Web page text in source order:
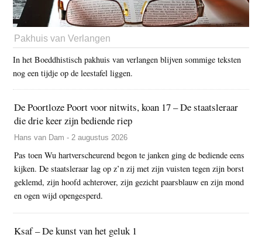
Pakhuis van Verlangen
In het Boeddhistisch pakhuis van verlangen blijven sommige teksten
nog een tijdje op de leestafel liggen.
De Poortloze Poort voor nitwits, koan 17 – De staatsleraar
die drie keer zijn bediende riep
Hans van Dam - 2 augustus 2026
Pas toen Wu hartverscheurend begon te janken ging de bediende eens
kijken. De staatsleraar lag op z’n zij met zijn vuisten tegen zijn borst
geklemd, zijn hoofd achterover, zijn gezicht paarsblauw en zijn mond
en ogen wijd opengesperd.
Ksaf – De kunst van het geluk 1